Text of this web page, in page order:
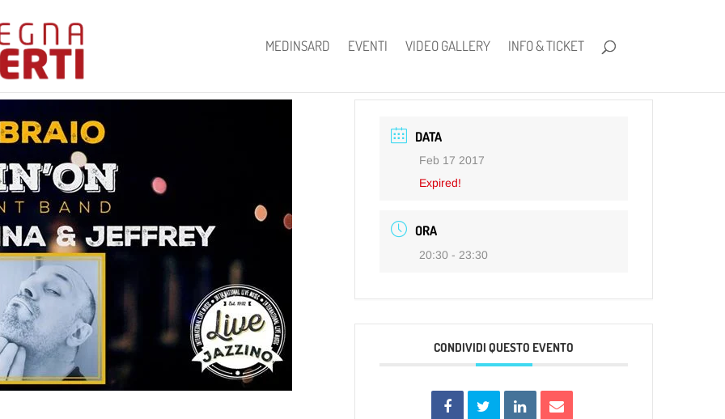
MEDINSARD EVENTI VIDEO GALLERY INFO & TICKET
DATA
Feb 17 2017
Expired!
ORA
20:30 - 23:30
CONDIVIDI QUESTO EVENTO